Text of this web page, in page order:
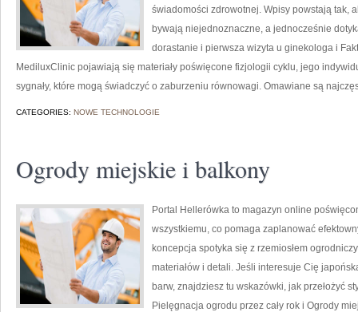
świadomości zdrowotnej. Wpisy powstają tak,
bywają niejednoznaczne, a jednocześnie
dorastanie i pierwsza wizyta u ginekologa i
MediluxClinic pojawiają się materiały poświęcone fizjologii cyklu, jego
sygnały, które mogą świadczyć o zaburzeniu równowagi. Omawiane są
CATEGORIES: NOWE TECHNOLOGIE
Ogrody miejskie i balkony
Portal Hellerówka to magazyn online
wszystkiemu, co pomaga zaplanować
koncepcja spotyka się z rzemiosłem
materiałów i detali. Jeśli interesuje Cię
barw, znajdziesz tu wskazówki, jak przełożyć
Pielęgnacja ogrodu przez cały rok i Ogrody